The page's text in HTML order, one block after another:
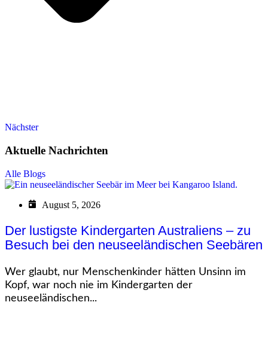
Nächster
Aktuelle Nachrichten
Alle Blogs
August 5, 2026
Der lustigste Kindergarten Australiens – zu
Besuch bei den neuseeländischen Seebären
Wer glaubt, nur Menschenkinder hätten Unsinn im
Kopf, war noch nie im Kindergarten der
neuseeländischen...